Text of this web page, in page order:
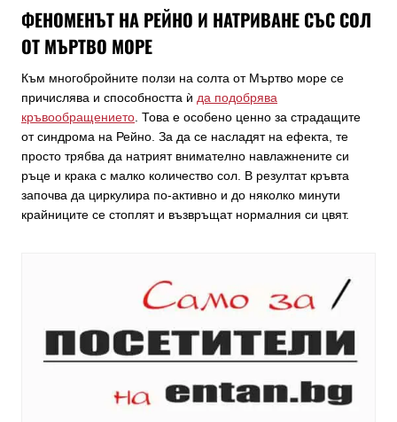
ФЕНОМЕНЪТ НА РЕЙНО И НАТРИВАНЕ СЪС СОЛ
ОТ МЪРТВО МОРЕ
Към многобройните ползи на солта от Мъртво море се
причислява и способността ѝ да подобрява
кръвообращението . Това е особено ценно за страдащите
от синдрома на Рейно. За да се насладят на ефекта, те
просто трябва да натрият внимателно навлажнените си
ръце и крака с малко количество сол. В резултат кръвта
започва да циркулира по-активно и до няколко минути
крайниците се стоплят и възвръщат нормалния си цвят.